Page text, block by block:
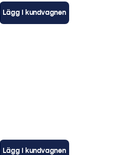
Lägg i kundvagnen
Lägg i kundvagnen